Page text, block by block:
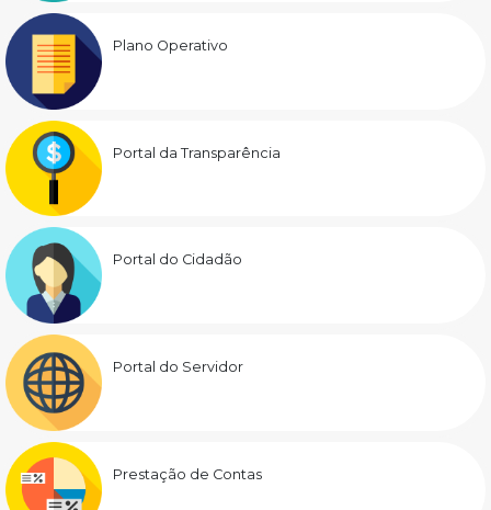
Plano Operativo
Portal da Transparência
Portal do Cidadão
Portal do Servidor
Prestação de Contas